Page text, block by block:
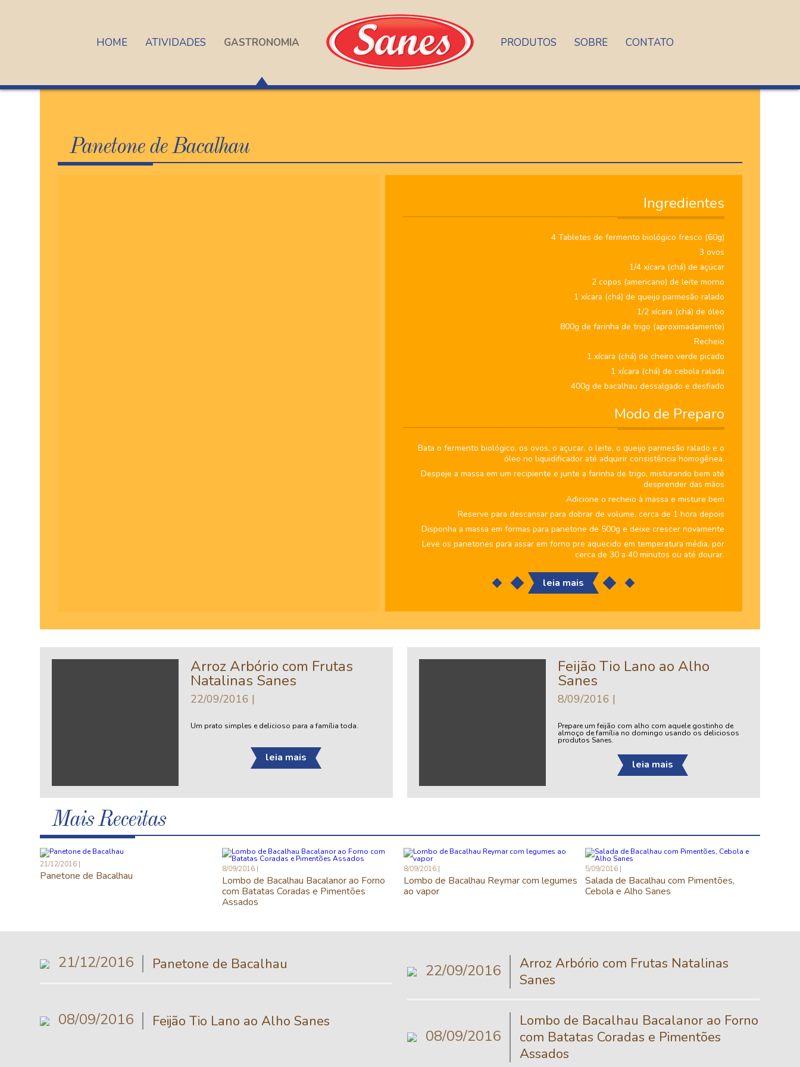
HOME ATIVIDADES GASTRONOMIA PRODUTOS SOBRE CONTATO
Panetone de Bacalhau
Ingredientes
4 Tabletes de fermento biológico fresco (60g)
3 ovos
1/4 xícara (chá) de açúcar
2 copos (americano) de leite morno
1 xícara (chá) de queijo parmesão ralado
1/2 xícara (chá) de óleo
800g de farinha de trigo (aproximadamente)
Recheio
1 xícara (chá) de cheiro verde picado
1 xícara (chá) de cebola ralada
400g de bacalhau dessalgado e desfiado
Modo de Preparo
Bata o fermento biológico, os ovos, o açucar, o leite, o queijo parmesão ralado e o
óleo no liquidificador até adquirir consistência homogênea.
Despeje a massa em um recipiente e junte a farinha de trigo, misturando bem até
desprender das mãos
Adicione o recheio à massa e misture bem
Reserve para descansar para dobrar de volume, cerca de 1 hora depois
Disponha a massa em formas para panetone de 500g e deixe crescer novamente
Leve os panetones para assar em forno pre aquecido em temperatura média, por
cerca de 30 a 40 minutos ou até dourar.
leia mais
Arroz Arbório com Frutas
Natalinas Sanes
22/09/2016
Um prato simples e delicioso para a família toda.
leia mais
Feijão Tio Lano ao Alho
Sanes
8/09/2016
Prepare um feijão com alho com aquele gostinho de
almoço de família no domingo usando os deliciosos
produtos Sanes.
leia mais
Mais Receitas
21/12/2016
Panetone de Bacalhau
8/09/2016
Lombo de Bacalhau Bacalanor ao Forno
com Batatas Coradas e Pimentões
Assados
8/09/2016
Lombo de Bacalhau Reymar com legumes
ao vapor
5/09/2016
Salada de Bacalhau com Pimentões,
Cebola e Alho Sanes
21/12/2016 Panetone de Bacalhau 22/09/2016
Arroz Arbório com Frutas Natalinas
Sanes
08/09/2016 Feijão Tio Lano ao Alho Sanes
08/09/2016
Lombo de Bacalhau Bacalanor ao Forno
com Batatas Coradas e Pimentões
Assados